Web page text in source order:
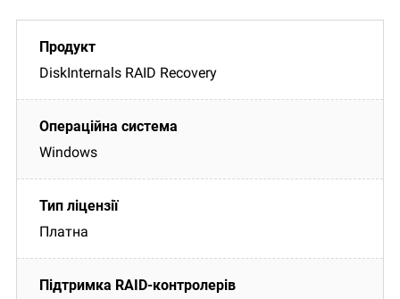
DiskInternals RAID Recovery
Windows
Платна